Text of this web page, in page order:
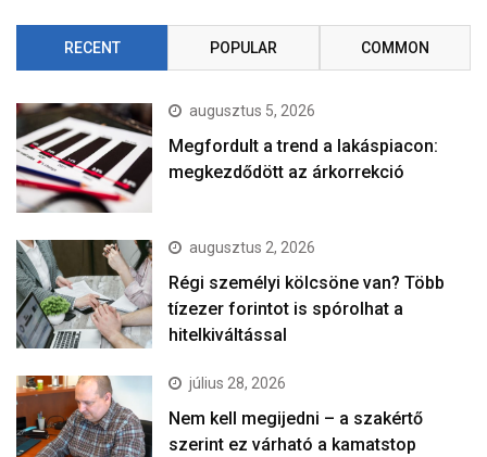
RECENT POPULAR COMMON
augusztus 5, 2026
Megfordult a trend a lakáspiacon:
megkezdődött az árkorrekció
augusztus 2, 2026
Régi személyi kölcsöne van? Több
tízezer forintot is spórolhat a
hitelkiváltással
július 28, 2026
Nem kell megijedni – a szakértő
szerint ez várható a kamatstop